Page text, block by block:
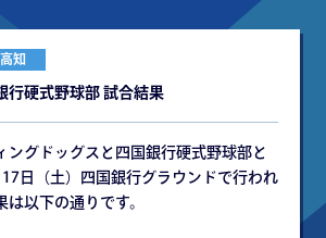
高知
行硬式野球部 試合結果
グドッグスと四国銀行硬式野球部と
日（土）四国銀行グラウンドで行われ
は以下の通りです。